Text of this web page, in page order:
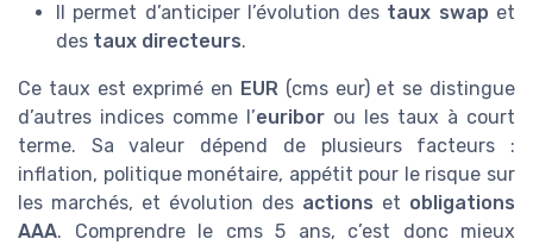
Il permet d’anticiper l’évolution des taux swap et
des taux directeurs.
Ce taux est exprimé en EUR (cms eur) et se distingue
d’autres indices comme l’euribor ou les taux à court
terme. Sa valeur dépend de plusieurs facteurs :
inflation, politique monétaire, appétit pour le risque sur
les marchés, et évolution des actions et obligations
AAA. Comprendre le cms 5 ans, c’est donc mieux